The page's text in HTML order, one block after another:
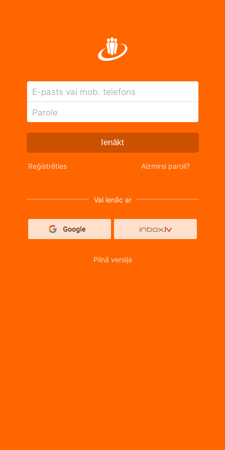
E-pasts vai mob. telefons
Parole
Ienākt
Reģistrēties Aizmirsi paroli?
Vai ienāc ar
Pilnā versija